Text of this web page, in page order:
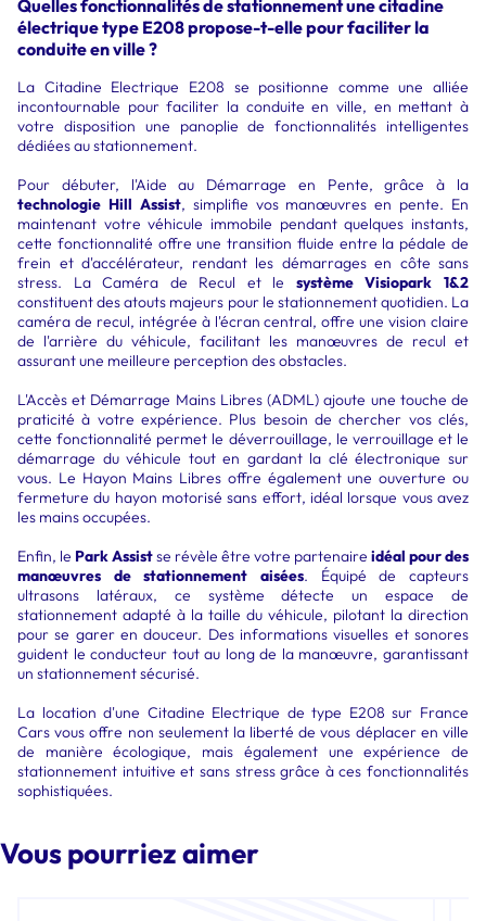
Quelles fonctionnalités de stationnement une citadine
électrique type E208 propose-t-elle pour faciliter la
conduite en ville ?
La Citadine Electrique E208 se positionne comme une alliée
incontournable pour faciliter la conduite en ville, en mettant à
votre disposition une panoplie de fonctionnalités intelligentes
dédiées au stationnement.
Pour débuter, l'Aide au Démarrage en Pente, grâce à la
technologie Hill Assist, simplifie vos manœuvres en pente. En
maintenant votre véhicule immobile pendant quelques instants,
cette fonctionnalité offre une transition fluide entre la pédale de
frein et d'accélérateur, rendant les démarrages en côte sans
stress. La Caméra de Recul et le système Visiopark 1&2
constituent des atouts majeurs pour le stationnement quotidien. La
caméra de recul, intégrée à l'écran central, offre une vision claire
de l'arrière du véhicule, facilitant les manœuvres de recul et
assurant une meilleure perception des obstacles.
L'Accès et Démarrage Mains Libres (ADML) ajoute une touche de
praticité à votre expérience. Plus besoin de chercher vos clés,
cette fonctionnalité permet le déverrouillage, le verrouillage et le
démarrage du véhicule tout en gardant la clé électronique sur
vous. Le Hayon Mains Libres offre également une ouverture ou
fermeture du hayon motorisé sans effort, idéal lorsque vous avez
les mains occupées.
Enfin, le Park Assistse révèle être votre partenaire idéal pour des
manœuvres de stationnement aisées. Équipé de capteurs
ultrasons latéraux, ce système détecte un espace de
stationnement adapté à la taille du véhicule, pilotant la direction
pour se garer en douceur. Des informations visuelles et sonores
guident le conducteur tout au long de la manœuvre, garantissant
un stationnement sécurisé.
La location d'une Citadine Electrique de type E208 sur France
Cars vous offre non seulement la liberté de vous déplacer en ville
de manière écologique, mais également une expérience de
stationnement intuitive et sans stress grâce à ces fonctionnalités
sophistiquées.
Vous pourriez aimer